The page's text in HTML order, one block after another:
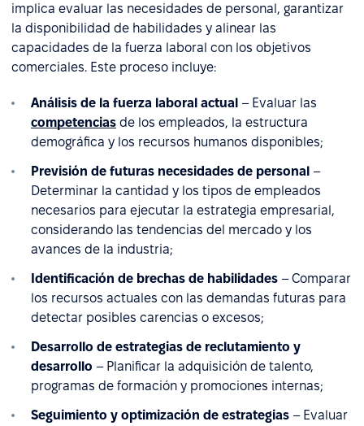
implica evaluar las necesidades de personal, garantizar
la disponibilidad de habilidades y alinear las
capacidades de la fuerza laboral con los objetivos
comerciales. Este proceso incluye:
Análisis de la fuerza laboral actual – Evaluar las
competencias de los empleados, la estructura
demográfica y los recursos humanos disponibles;
Previsión de futuras necesidades de personal –
Determinar la cantidad y los tipos de empleados
necesarios para ejecutar la estrategia empresarial,
considerando las tendencias del mercado y los
avances de la industria;
Identificación de brechas de habilidades – Comparar
los recursos actuales con las demandas futuras para
detectar posibles carencias o excesos;
Desarrollo de estrategias de reclutamiento y
desarrollo – Planificar la adquisición de talento,
programas de formación y promociones internas;
Seguimiento y optimización de estrategias – Evaluar